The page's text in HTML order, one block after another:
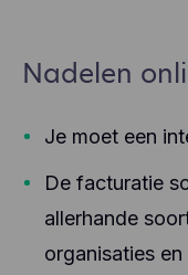
Nadelen
Je moet een
De facturatie
allerhande
organisaties